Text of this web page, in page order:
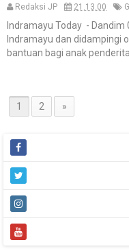
Redaksi JP 21.13.00
Indramayu Today -
Indramayu dan didampingi
bantuan bagi anak
1 2 »